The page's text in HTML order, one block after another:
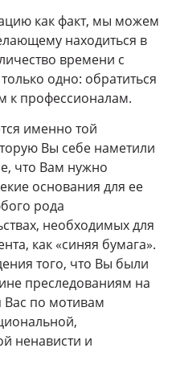
как факт, мы можем
находиться в
времени с
одно: обратиться
к профессионалам.
именно той
Вы себе наметили
что Вам нужно
основания для ее
рода
необходимых для
как «синяя бумага».
того, что Вы были
преследованиям на
Вас по мотивам
ненависти и